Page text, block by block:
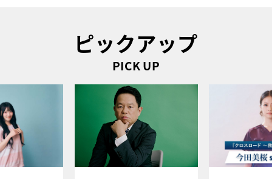
ピックアップ
PICK UP